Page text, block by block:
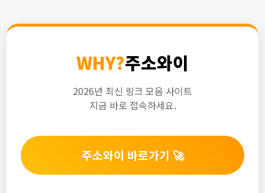
WHY?주소와이
2026년 최신 링크 모음 사이트
지금 바로 접속하세요.
주소와이 바로가기 🚀